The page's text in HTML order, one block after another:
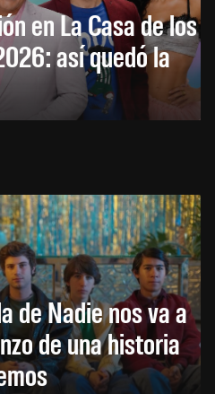
en La Casa de los
así quedó la
de Nadie nos va a
de una historia